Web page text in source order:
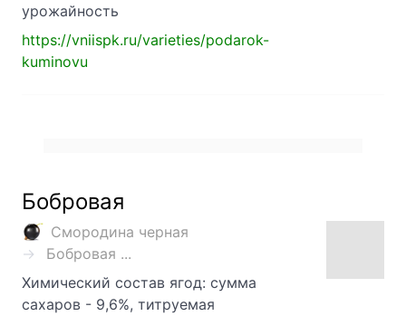
урожайность
https://vniispk.ru/varieties/podarok-
kuminovu
Бобровая
Смородина черная
Бобровая ...
Химический состав ягод: сумма
сахаров - 9,6%, титруемая